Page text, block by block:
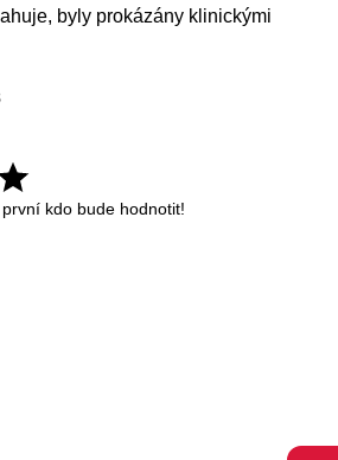
byly prokázány klinickými
kdo bude hodnotit!